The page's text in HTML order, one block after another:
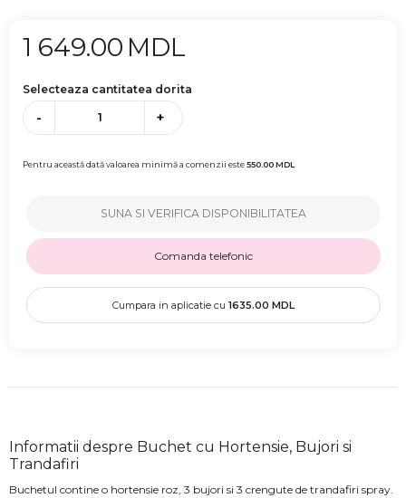
1 649.00 MDL
Selecteaza cantitatea dorita
- +
Pentru această dată valoarea minimă a comenzii este550.00MDL
SUNA SI VERIFICA DISPONIBILITATEA
Comanda telefonic
Cumpara in aplicatie cu 1635.00 MDL
Informatii despre Buchet cu Hortensie, Bujori si
Trandafiri
Buchetul contine o hortensie roz, 3 bujori si 3 crengute de trandafiri spray.